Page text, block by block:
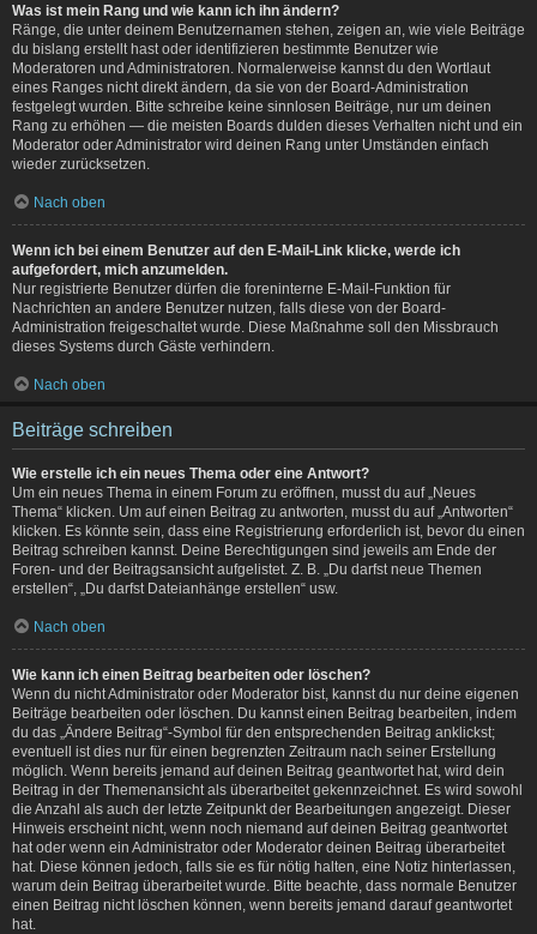
Was ist mein Rang und wie kann ich ihn ändern?
Ränge, die unter deinem Benutzernamen stehen, zeigen an, wie viele Beiträge
du bislang erstellt hast oder identifizieren bestimmte Benutzer wie
Moderatoren und Administratoren. Normalerweise kannst du den Wortlaut
eines Ranges nicht direkt ändern, da sie von der Board-Administration
festgelegt wurden. Bitte schreibe keine sinnlosen Beiträge, nur um deinen
Rang zu erhöhen — die meisten Boards dulden dieses Verhalten nicht und ein
Moderator oder Administrator wird deinen Rang unter Umständen einfach
wieder zurücksetzen.
Nach oben
Wenn ich bei einem Benutzer auf den E-Mail-Link klicke, werde ich
aufgefordert, mich anzumelden.
Nur registrierte Benutzer dürfen die foreninterne E-Mail-Funktion für
Nachrichten an andere Benutzer nutzen, falls diese von der Board-
Administration freigeschaltet wurde. Diese Maßnahme soll den Missbrauch
dieses Systems durch Gäste verhindern.
Nach oben
Beiträge schreiben
Wie erstelle ich ein neues Thema oder eine Antwort?
Um ein neues Thema in einem Forum zu eröffnen, musst du auf „Neues
Thema“ klicken. Um auf einen Beitrag zu antworten, musst du auf „Antworten“
klicken. Es könnte sein, dass eine Registrierung erforderlich ist, bevor du einen
Beitrag schreiben kannst. Deine Berechtigungen sind jeweils am Ende der
Foren- und der Beitragsansicht aufgelistet. Z. B. „Du darfst neue Themen
erstellen“, „Du darfst Dateianhänge erstellen“ usw.
Nach oben
Wie kann ich einen Beitrag bearbeiten oder löschen?
Wenn du nicht Administrator oder Moderator bist, kannst du nur deine eigenen
Beiträge bearbeiten oder löschen. Du kannst einen Beitrag bearbeiten, indem
du das „Ändere Beitrag“-Symbol für den entsprechenden Beitrag anklickst;
eventuell ist dies nur für einen begrenzten Zeitraum nach seiner Erstellung
möglich. Wenn bereits jemand auf deinen Beitrag geantwortet hat, wird dein
Beitrag in der Themenansicht als überarbeitet gekennzeichnet. Es wird sowohl
die Anzahl als auch der letzte Zeitpunkt der Bearbeitungen angezeigt. Dieser
Hinweis erscheint nicht, wenn noch niemand auf deinen Beitrag geantwortet
hat oder wenn ein Administrator oder Moderator deinen Beitrag überarbeitet
hat. Diese können jedoch, falls sie es für nötig halten, eine Notiz hinterlassen,
warum dein Beitrag überarbeitet wurde. Bitte beachte, dass normale Benutzer
einen Beitrag nicht löschen können, wenn bereits jemand darauf geantwortet
hat.